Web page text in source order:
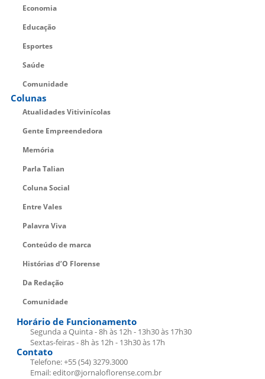
Economia
Educação
Esportes
Saúde
Comunidade
Colunas
Atualidades Vitivinícolas
Gente Empreendedora
Memória
Parla Talian
Coluna Social
Entre Vales
Palavra Viva
Conteúdo de marca
Histórias d’O Florense
Da Redação
Comunidade
Horário de Funcionamento
Segunda a Quinta - 8h às 12h - 13h30 às 17h30
Sextas-feiras - 8h às 12h - 13h30 às 17h
Contato
Telefone: +55 (54) 3279.3000
Email: editor@jornaloflorense.com.br